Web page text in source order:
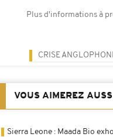
Plus d'informations à
CRISE
VOUS AIMEREZ AUSSI
Sierra Leone : Maada Bio